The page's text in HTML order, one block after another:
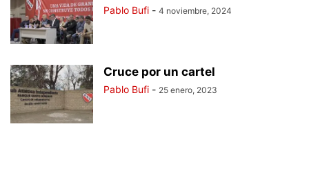
Pablo Bufi - 4 noviembre, 2024
Cruce por un cartel
Pablo Bufi - 25 enero, 2023